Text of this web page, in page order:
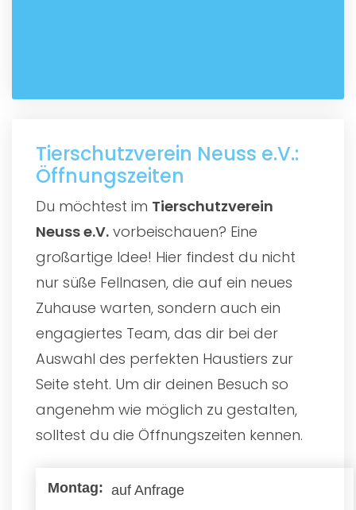
Tierschutzverein Neuss e.V.:
Öffnungszeiten
Du möchtest im Tierschutzverein
Neuss e.V. vorbeischauen? Eine
großartige Idee! Hier findest du nicht
nur süße Fellnasen, die auf ein neues
Zuhause warten, sondern auch ein
engagiertes Team, das dir bei der
Auswahl des perfekten Haustiers zur
Seite steht. Um dir deinen Besuch so
angenehm wie möglich zu gestalten,
solltest du die Öffnungszeiten kennen.
auf Anfrage